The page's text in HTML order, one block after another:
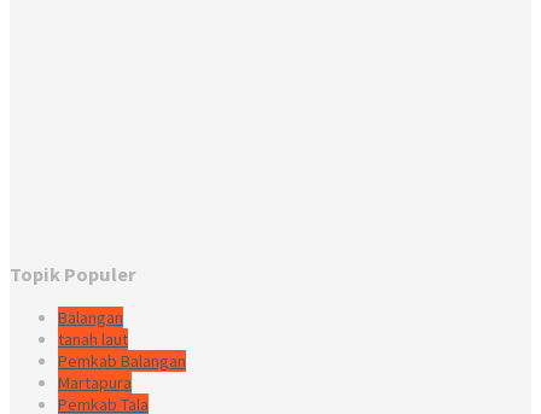
Topik Populer
Balangan
tanah laut
Pemkab Balangan
Martapura
Pemkab Tala